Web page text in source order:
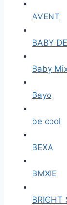
AVENT
BABY
Baby Mix
Bayo
be cool
BEXA
BMXIE
BRIGHT